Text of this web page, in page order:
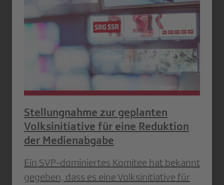
Stellungnahme zur geplanten
Volksinitiative für eine Reduktion
der Medienabgabe
Ein SVP-dominiertes Komitee hat bekannt
gegeben, dass es eine Volksinitiative für